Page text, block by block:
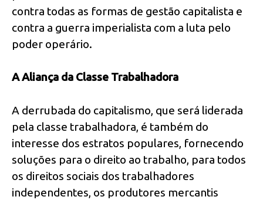
contra todas as formas de gestão capitalista e
contra a guerra imperialista com a luta pelo
poder operário.
A Aliança da Classe Trabalhadora
A derrubada do capitalismo, que será liderada
pela classe trabalhadora, é também do
interesse dos estratos populares, fornecendo
soluções para o direito ao trabalho, para todos
os direitos sociais dos trabalhadores
independentes, os produtores mercantis